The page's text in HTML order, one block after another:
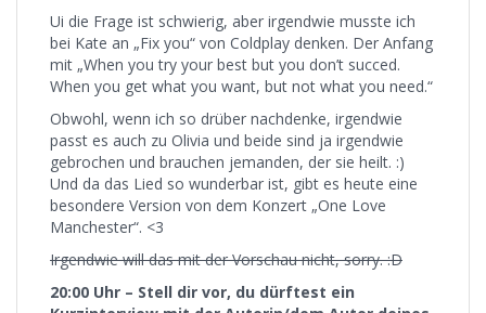
Ui die Frage ist schwierig, aber irgendwie musste ich
bei Kate an „Fix you“ von Coldplay denken. Der Anfang
mit „When you try your best but you don’t succed.
When you get what you want, but not what you need.“
Obwohl, wenn ich so drüber nachdenke, irgendwie
passt es auch zu Olivia und beide sind ja irgendwie
gebrochen und brauchen jemanden, der sie heilt. :)
Und da das Lied so wunderbar ist, gibt es heute eine
besondere Version von dem Konzert „One Love
Manchester“. <3
Irgendwie will das mit der Vorschau nicht, sorry. :D
20:00 Uhr – Stell dir vor, du dürftest ein